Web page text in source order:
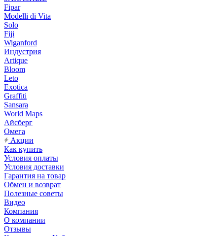
Fipar
Modelli di Vita
Solo
Fiji
Wiganford
Индустрия
Artique
Bloom
Leto
Exotica
Graffiti
Sansara
World Maps
Айсберг
Омега
Акции
Как купить
Условия оплаты
Условия доставки
Гарантия на товар
Обмен и возврат
Полезные советы
Видео
Компания
О компании
Отзывы